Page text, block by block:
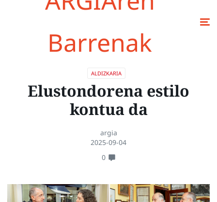
Barrenak
ALDIZKARIA
Elustondorena estilo
kontua da
argia
2025-09-04
0